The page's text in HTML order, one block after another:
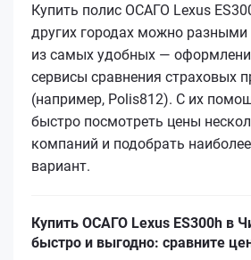
Купить полис ОСАГО Lexus
других городах можно
из самых удобных —
сервисы сравнения страховых
(например, Polis812). С их
быстро посмотреть цены
компаний и подобрать
вариант.
Купить ОСАГО Lexus ES300h в
быстро и выгодно: сравните